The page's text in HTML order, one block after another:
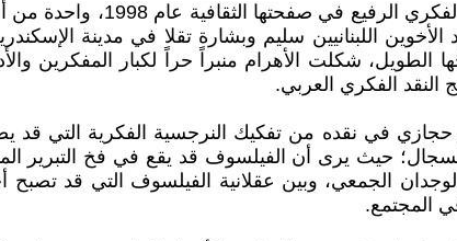
تعتبر جريدة الأهرام،
من ديسمبر عام 1875 على يد الأخوين اللبنانيين سليم وبشارة
شكلت الأهرام منبراً حراً لكبار المفكرين
النقد الفكري العربي.
في نقده من تفكيك النرجسية الفكرية التي قد
حيث يرى أن الفيلسوف قد يقع في فخ التبرير
الجمعي، وبين عقلانية الفيلسوف التي قد تصبح
المجتمع.